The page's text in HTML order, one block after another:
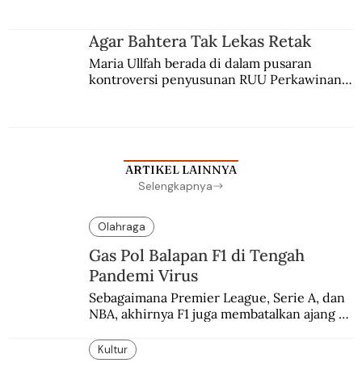
Agar Bahtera Tak Lekas Retak
Maria Ullfah berada di dalam pusaran
kontroversi penyusunan RUU Perkawinan.
ARTIKEL LAINNYA
Selengkapnya
Olahraga
Gas Pol Balapan F1 di Tengah
Pandemi Virus
Sebagaimana Premier League, Serie A, dan
NBA, akhirnya F1 juga membatalkan ajang
enam dekade lampau.
Kultur